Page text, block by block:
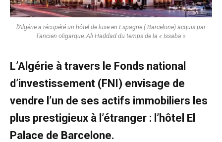
l’Algérie a récupéré un hôtel de luxe en Espagne ( Barcelone) acquis par
l'ancien oligarque, Ali Haddad du temps de la « Issaba »
L’Algérie à travers le Fonds national
d’investissement (FNI) envisage de
vendre l’un de ses actifs immobiliers les
plus prestigieux à l’étranger : l’hôtel El
Palace de Barcelone.